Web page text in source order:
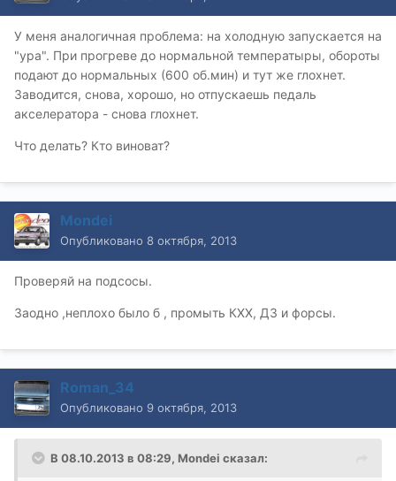
У меня аналогичная проблема: на холодную запускается на
"ура". При прогреве до нормальной температыры, обороты
подают до нормальных (600 об.мин) и тут же глохнет.
Заводится, снова, хорошо, но отпускаешь педаль
акселератора - снова глохнет.
Что делать? Кто виноват?
Mondei
Опубликовано 8 октября, 2013
Проверяй на подсосы.
Заодно ,неплохо было б , промыть КХХ, ДЗ и форсы.
Roman_34
Опубликовано 9 октября, 2013
В 08.10.2013 в 08:29, Mondei сказал: